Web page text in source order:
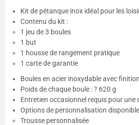
Kit de pétanque inox idéal pour les
Contenu du kit :
1 jeu de 3 boules
1 but
1 housse de rangement pratique
1 carte de garantie
Boules en acier inoxydable avec
Poids de chaque boule : ? 620 g
Entretien occasionnel requis pour une
Options de personnalisation
Trousse personnalisée